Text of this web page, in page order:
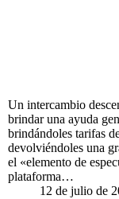
Un intercambio
brindar una ayuda
brindándoles tarifas
devolviéndoles una
el «elemento de
plataforma…
12 de julio de